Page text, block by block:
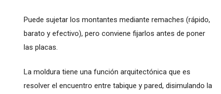
Puede sujetar los montantes mediante remaches (rápido,
barato y efectivo), pero conviene fijarlos antes de poner
las placas.
La moldura tiene una función arquitectónica que es
resolver el encuentro entre tabique y pared, disimulando la